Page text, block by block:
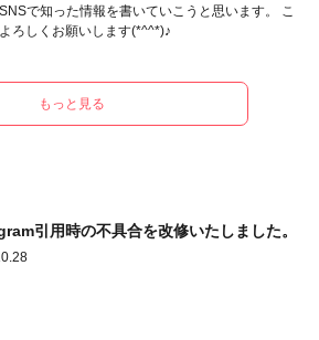
で知った情報を書いていこうと思います。 こ
ろしくお願いします(*^^*)♪
もっと見る
引用時の不具合を改修いたしました。